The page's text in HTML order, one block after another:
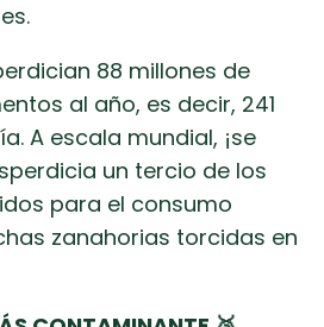
88 millones de
al año, es decir, 241
A escala mundial, ¡se
un tercio de los
para el consumo
zanahorias torcidas en